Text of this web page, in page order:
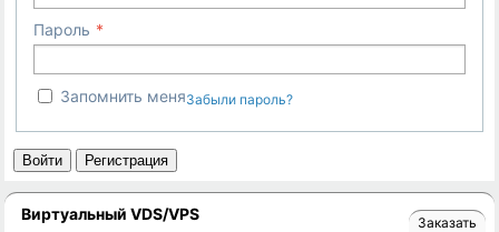
Пароль
Запомнить меняЗабыли пароль?
Войти Регистрация
Виртуальный VDS/VPS Заказать